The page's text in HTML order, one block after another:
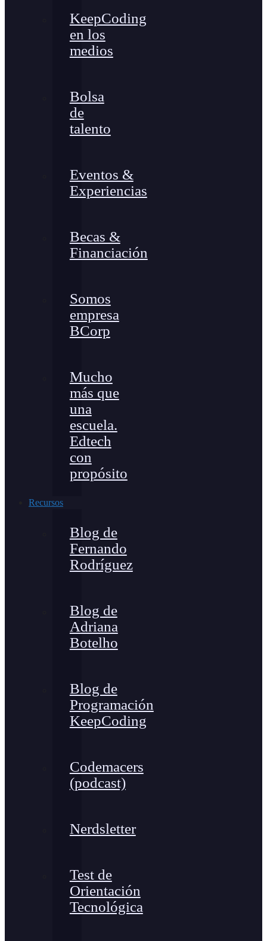
KeepCoding
en los
medios
Bolsa
de
talento
Eventos &
Experiencias
Becas &
Financiación
Somos
empresa
BCorp
Mucho
más que
una
escuela.
Edtech
con
propósito
Recursos
Blog de
Fernando
Rodríguez
Blog de
Adriana
Botelho
Blog de
Programación
KeepCoding
Codemacers
(podcast)
Nerdsletter
Test de
Orientación
Tecnológica